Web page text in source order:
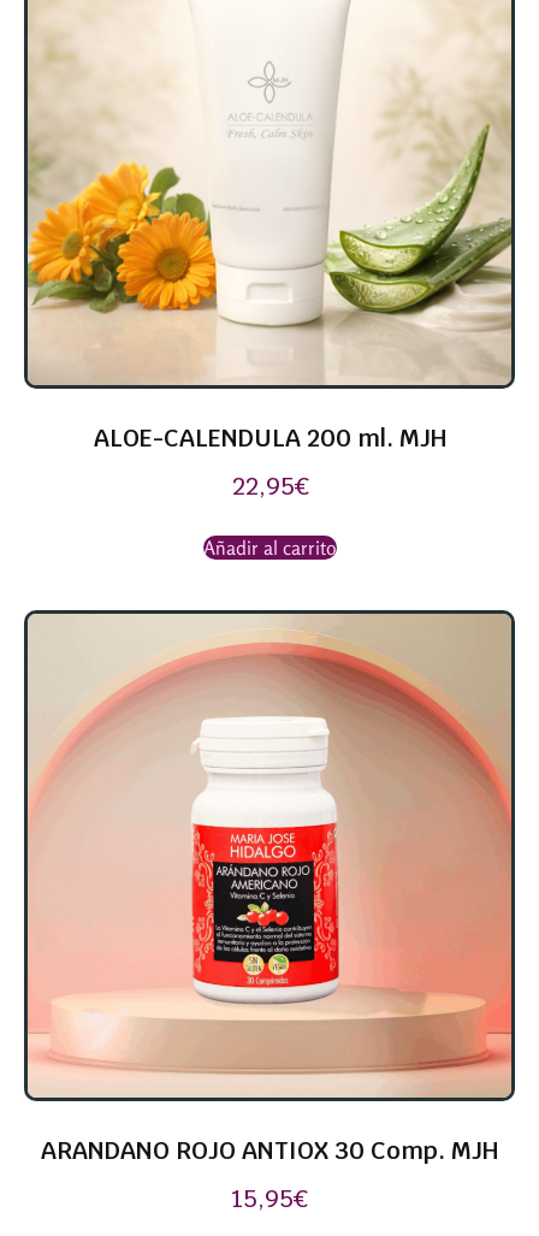
ALOE-CALENDULA 200 ml. MJH
22,95€
Añadir al carrito
ARANDANO ROJO ANTIOX 30 Comp. MJH
15,95€